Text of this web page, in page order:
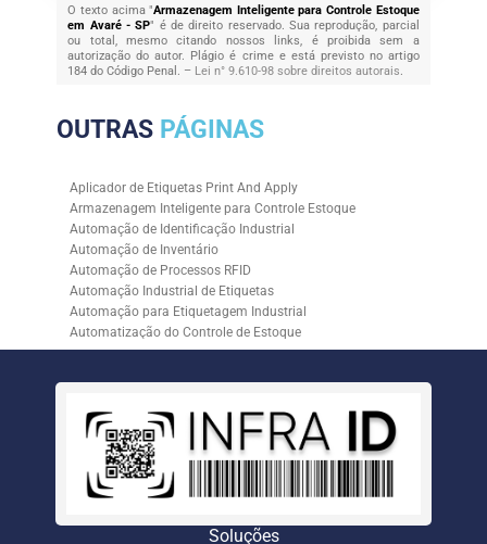
O texto acima "Armazenagem Inteligente para Controle Estoque
em Avaré - SP" é de direito reservado. Sua reprodução, parcial
ou total, mesmo citando nossos links, é proibida sem a
autorização do autor. Plágio é crime e está previsto no artigo
184 do Código Penal. – Lei n° 9.610-98 sobre direitos autorais.
OUTRAS PÁGINAS
Aplicador de Etiquetas Print And Apply
Armazenagem Inteligente para Controle Estoque
Automação de Identificação Industrial
Automação de Inventário
Automação de Processos RFID
Automação Industrial de Etiquetas
Automação para Etiquetagem Industrial
Automatização do Controle de Estoque
Controle de Estoque com RFID
Empresa de Automação para Processos Logísticos
Empresa de Rastreabilidade Industrial
Empresa de Soluções para Etiquetagem
Empresa Especializada em Inventário de Estoque
Etiqueta RFID para Controle de Estoque
Inventário de Estoque Automatizado
Soluções